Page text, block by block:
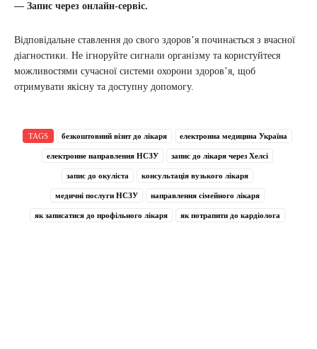
— Запис через онлайн-сервіс.
Відповідальне ставлення до свого здоров’я починається з вчасної
діагностики. Не ігноруйте сигнали організму та користуйтеся
можливостями сучасної системи охорони здоров’я, щоб
отримувати якісну та доступну допомогу.
TAGS безкоштовний візит до лікаря електронна медицина Україна
електронне направлення НСЗУ запис до лікаря через Хелсі
запис до окуліста консультація вузького лікаря
медичні послуги НСЗУ направлення сімейного лікаря
як записатися до профільного лікаря як потрапити до кардіолога